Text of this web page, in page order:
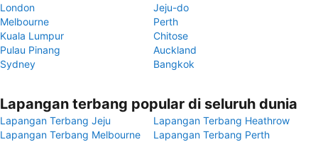
London
Jeju-do
Melbourne
Perth
Kuala Lumpur
Chitose
Pulau Pinang
Auckland
Sydney
Bangkok
Lapangan terbang popular di seluruh dunia
Lapangan Terbang Jeju
Lapangan Terbang Heathrow
Lapangan Terbang Melbourne
Lapangan Terbang Perth